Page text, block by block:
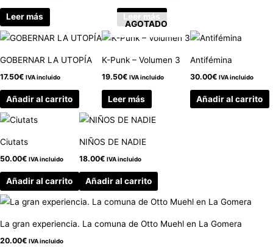
Leer más Leer más
GOBERNAR LA UTOPÍA
17.50€ IVA incluido
Añadir al carrito
AGOTADO
K-Punk – Volumen 3
19.50€ IVA incluido
Leer más
Antifémina
30.00€ IVA incluido
Añadir al carrito
Ciutats
50.00€ IVA incluido
Añadir al carrito
NIÑOS DE NADIE
18.00€ IVA incluido
Añadir al carrito
La gran experiencia. La comuna de Otto Muehl en La Gomera
20.00€ IVA incluido